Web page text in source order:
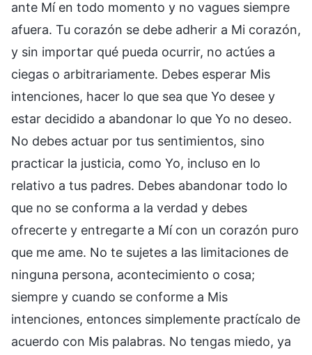
ante Mí en todo momento y no vagues siempre
afuera. Tu corazón se debe adherir a Mi corazón,
y sin importar qué pueda ocurrir, no actúes a
ciegas o arbitrariamente. Debes esperar Mis
intenciones, hacer lo que sea que Yo desee y
estar decidido a abandonar lo que Yo no deseo.
No debes actuar por tus sentimientos, sino
practicar la justicia, como Yo, incluso en lo
relativo a tus padres. Debes abandonar todo lo
que no se conforma a la verdad y debes
ofrecerte y entregarte a Mí con un corazón puro
que me ame. No te sujetes a las limitaciones de
ninguna persona, acontecimiento o cosa;
siempre y cuando se conforme a Mis
intenciones, entonces simplemente practícalo de
acuerdo con Mis palabras. No tengas miedo, ya